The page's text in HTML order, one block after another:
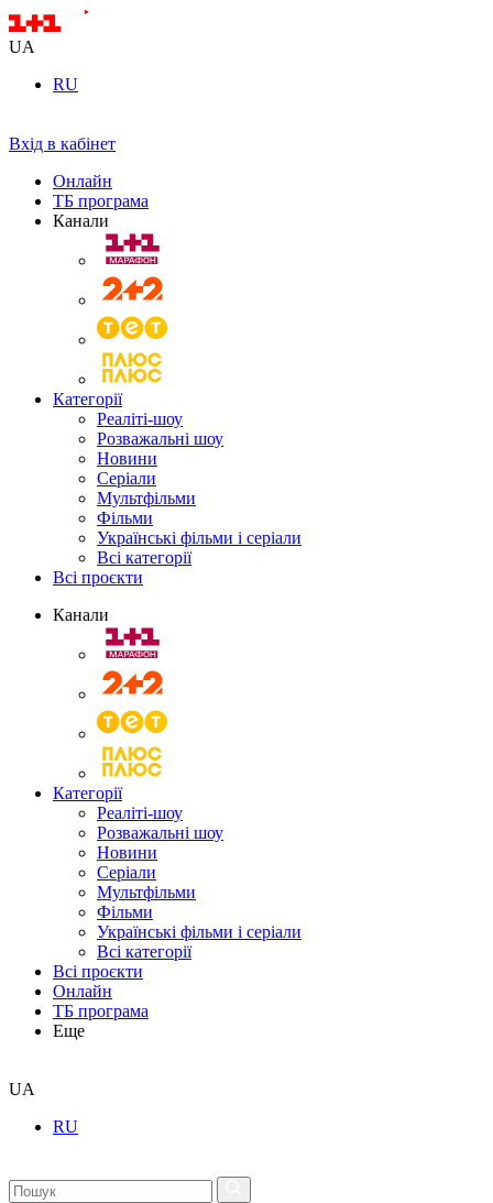
UA
RU
Вхід в кабінет
Онлайн
ТБ програма
Канали
Категорії
Реаліті-шоу
Розважальні шоу
Новини
Серіали
Мультфільми
Фільми
Українські фільми і серіали
Всі категорії
Всі проєкти
Канали
Категорії
Реаліті-шоу
Розважальні шоу
Новини
Серіали
Мультфільми
Фільми
Українські фільми і серіали
Всі категорії
Всі проєкти
Онлайн
ТБ програма
Еще
UA
RU